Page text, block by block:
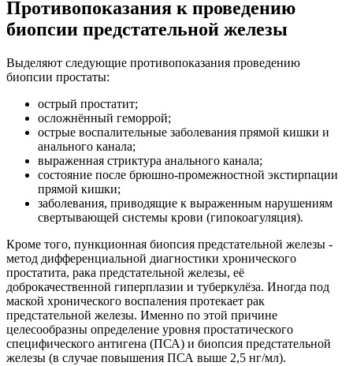
Противопоказания к проведению
биопсии предстательной железы
Выделяют следующие противопоказания проведению
биопсии простаты:
острый простатит;
осложнённый геморрой;
острые воспалительные заболевания прямой кишки и
анального канала;
выраженная стриктура анального канала;
состояние после брюшно-промежностной экстирпации
прямой кишки;
заболевания, приводящие к выраженным нарушениям
свертывающей системы крови (гипокоагуляция).
Кроме того, пункционная биопсия предстательной железы -
метод дифференциальной диагностики хронического
простатита, рака предстательной железы, её
доброкачественной гиперплазии и туберкулёза. Иногда под
маской хронического воспаления протекает рак
предстательной железы. Именно по этой причине
целесообразны определение уровня простатического
специфического антигена (ПСА) и биопсия предстательной
железы (в случае повышения ПСА выше 2,5 нг/мл).